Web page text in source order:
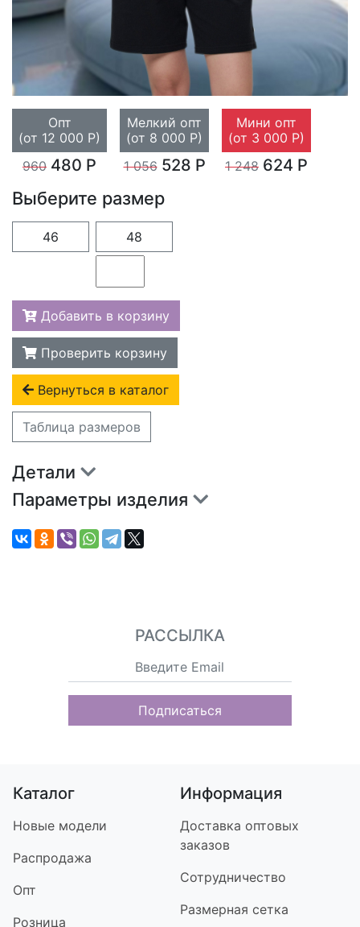
Опт
(от 12 000 Р)
960 480 Р
Мелкий опт
(от 8 000 Р)
1 056528 Р
Мини опт
(от 3 000 Р)
1 248 624 Р
Выберите размер
46 48
Добавить в корзину
Проверить корзину
Вернуться в каталог
Таблица размеров
Детали
Параметры изделия
РАССЫЛКА
Подписаться
Каталог
Новые модели
Распродажа
Опт
Розница
Информация
Доставка оптовых
заказов
Сотрудничество
Размерная сетка